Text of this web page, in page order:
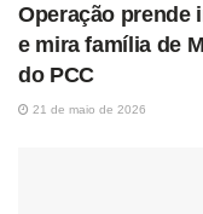
Operação prende
e mira família de
do PCC
21 de maio de 2026